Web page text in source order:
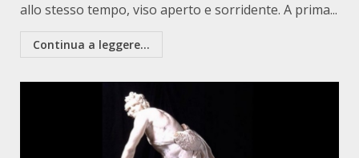
allo stesso tempo, viso aperto e sorridente. A prima...
Continua a leggere...